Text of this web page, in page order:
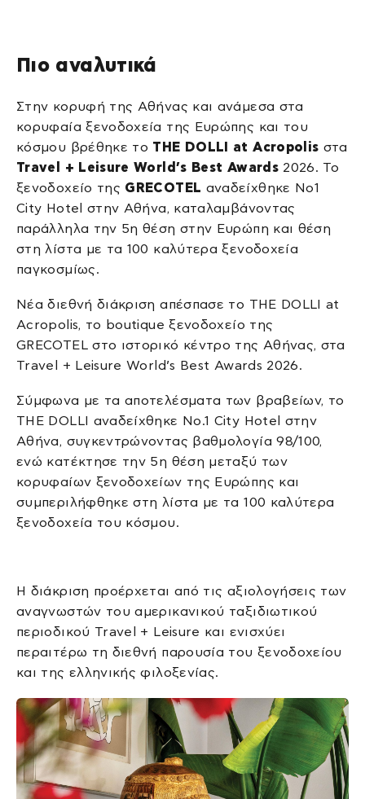
Πιο αναλυτικά
Στην κορυφή της Αθήνας και ανάμεσα στα
κορυφαία ξενοδοχεία της Ευρώπης και του
κόσμου βρέθηκε το THE DOLLI at Acropolis στα
Travel + Leisure World’s Best Awards2026. Το
ξενοδοχείο της GRECOTEL αναδείχθηκε Νο1
City Hotel στην Αθήνα, καταλαμβάνοντας
παράλληλα την 5η θέση στην Ευρώπη και θέση
στη λίστα με τα 100 καλύτερα ξενοδοχεία
παγκοσμίως.
Νέα διεθνή διάκριση απέσπασε το THE DOLLI at
Acropolis, το boutique ξενοδοχείο της
GRECOTEL στο ιστορικό κέντρο της Αθήνας, στα
Travel + Leisure World’s Best Awards 2026.
Σύμφωνα με τα αποτελέσματα των βραβείων, το
THE DOLLI αναδείχθηκε No.1 City Hotel στην
Αθήνα, συγκεντρώνοντας βαθμολογία 98/100,
ενώ κατέκτησε την 5η θέση μεταξύ των
κορυφαίων ξενοδοχείων της Ευρώπης και
συμπεριλήφθηκε στη λίστα με τα 100 καλύτερα
ξενοδοχεία του κόσμου.
Η διάκριση προέρχεται από τις αξιολογήσεις των
αναγνωστών του αμερικανικού ταξιδιωτικού
περιοδικού Travel + Leisure και ενισχύει
περαιτέρω τη διεθνή παρουσία του ξενοδοχείου
και της ελληνικής φιλοξενίας.